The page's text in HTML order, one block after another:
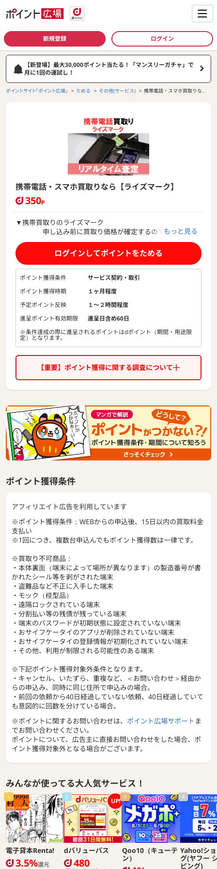
新規登録 ログイン
【新登場】最大30,000ポイント当たる！「マンスリーガチャ」で
月に1回の運試し！
ポイントサイト「ポイント広場」 ためる その他(サービス)
携帯電話・スマホ買取りなら
携帯電話・スマホ買取りなら【ライズマーク】
350P
▼携帯買取りのライズマーク
申し込み前に買取り価格が確定するので安心です！
▼古い機種でも買取りOK
迅速対応、送料無料の買取りサービス
もっと見る
ログインしてポイントをためる
ポイント獲得条件
サービス契約・取引
ポイント獲得時期
１ヶ月程度
予定ポイント反映
１〜２時間程度
進呈ポイント有効期限
進呈日含め60日
※条件達成の際に進呈されるポイントはdポイント（期間・用途限
定）となります。
【重要】ポイント獲得に関する調査について
ポイント獲得条件
アフィリエイト広告を利用しています
※ポイント獲得条件：WEBからの申込後、15日以内の買取料金
支払い
※1回につき、複数台申込んでもポイント獲得数は一律です。
※買取り不可商品：
・本体裏面（端末によって場所が異なります）の製造番号が書
かれたシール等を剥がされた端末
・盗難品など不正に入手した端末
・モック（模型品）
・遠隔ロックされている端末
・分割払い等の残債が残っている端末
・端末のパスワードが初期状態に設定されていない端末
・おサイフケータイのアプリが削除されていない端末
・おサイフケータイの登録情報が初期化されていない端末
・その他、利用が制限される可能性のある端末
※下記ポイント獲得対象外条件となります。
・キャンセル、いたずら、重複など、＜お問い合わせ＞経由か
らの申込み、同時に同じ住所で申込みの場合。
・前回の依頼から40日経過していない依頼、40日経過していて
も意図的に回数を分けている場合。
※ポイントに関するお問い合わせは、 ポイント広場サポート ま
でお問い合わせください。
ポイントについて、広告主に直接お問い合わせをした場合、ポ
イント獲得対象外となる場合がございます。
みんなが使ってる大人気サービス！
1
電子貸本Renta!
3.5%還元
2 UP!
dバリューパス
480
3
Qoo10（キューテ
ン）
4
Yahoo!シ
グ(ヤフー
ピング)